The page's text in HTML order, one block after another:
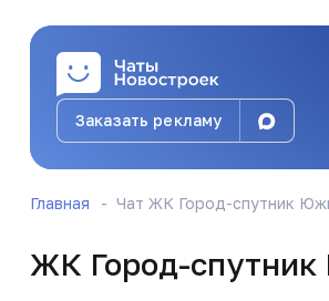
Заказать рекламу
Главная Чат ЖК Город-спутник
ЖК Город-
Продам по переуступке
Бот Админ
Уважаемые соседи!